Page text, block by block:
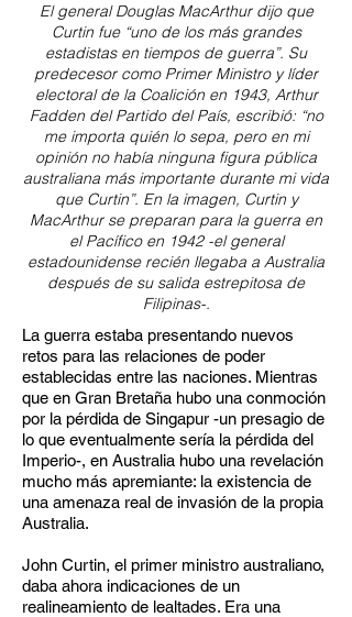
El general Douglas MacArthur dijo que
Curtin fue “uno de los más grandes
estadistas en tiempos de guerra”. Su
predecesor como Primer Ministro y líder
electoral de la Coalición en 1943, Arthur
Fadden del Partido del País, escribió: “no
me importa quién lo sepa, pero en mi
opinión no había ninguna figura pública
australiana más importante durante mi vida
que Curtin”. En la imagen, Curtin y
MacArthur se preparan para la guerra en
el Pacífico en 1942 -el general
estadounidense recién llegaba a Australia
después de su salida estrepitosa de
Filipinas-.
La guerra estaba presentando nuevos
retos para las relaciones de poder
establecidas entre las naciones. Mientras
que en Gran Bretaña hubo una conmoción
por la pérdida de Singapur -un presagio de
lo que eventualmente sería la pérdida del
Imperio-, en Australia hubo una revelación
mucho más apremiante: la existencia de
una amenaza real de invasión de la propia
Australia.
John Curtin, el primer ministro australiano,
daba ahora indicaciones de un
realineamiento de lealtades. Era una